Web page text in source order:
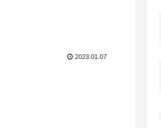
2023.01.07